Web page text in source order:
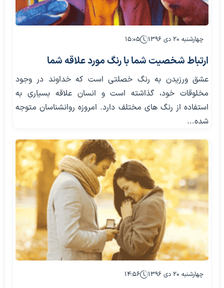
چهارشنبه ۲۰ دی ۱۳۹۶ ۱۵:۰۵
ارتباط شخصیت شما با رنگ مورد علاقه شما
عشق ورزیدن به رنگ خصلتی است که خداوند در وجود
مخلوقات خود، گذاشته است و انسان علاقه بسیاری به
استفاده از رنگ های مختلف دارد. امروزه روانشناسان متوجه
شده...
چهارشنبه ۲۰ دی ۱۳۹۶ ۱۴:۵۶